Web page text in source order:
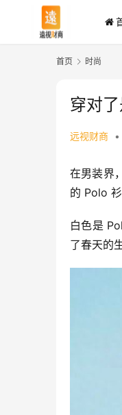
首页 时尚
穿对
远视财商 •
在男装界
的 Polo
白色是
了春天的